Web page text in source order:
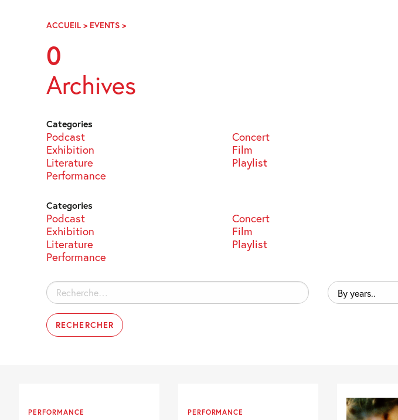
NavigationACCUEIL > EVENTS >PAGE
0
Archives
Categories
Podcast Concert
Exhibition
Film
Literature
Playlist
Performance
Categories
Podcast Concert
Exhibition
Film
Literature
Playlist
Performance
Rechercher :
By
years..
PERFORMANCE PERFORMANCE